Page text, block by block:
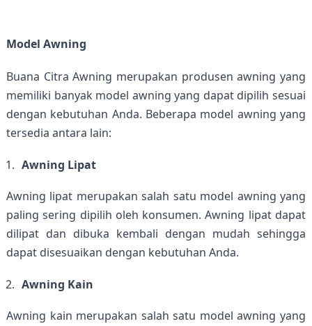
Model Awning
Buana Citra Awning merupakan produsen awning yang
memiliki banyak model awning yang dapat dipilih sesuai
dengan kebutuhan Anda. Beberapa model awning yang
tersedia antara lain:
Awning Lipat
Awning lipat merupakan salah satu model awning yang
paling sering dipilih oleh konsumen. Awning lipat dapat
dilipat dan dibuka kembali dengan mudah sehingga
dapat disesuaikan dengan kebutuhan Anda.
Awning Kain
Awning kain merupakan salah satu model awning yang